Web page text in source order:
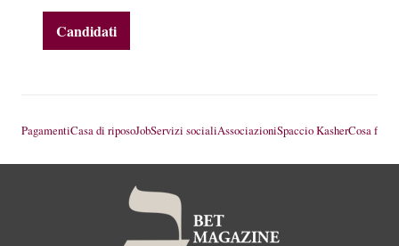
PagamentiCasa di riposoJobServizi socialiAssociazioniSpaccio KasherCosa fare